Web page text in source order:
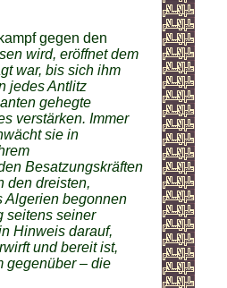
gegen den
wird, eröffnet dem
war, bis sich ihm
jedes Antlitz
gehegte
verstärken. Immer
sie in
Besatzungskräften
den dreisten,
Algerien begonnen
seitens seiner
Hinweis darauf,
und bereit ist,
gegenüber – die